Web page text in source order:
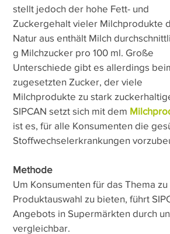
stellt jedoch der hohe Fett- und
Zuckergehalt vieler Milchprodukte
Natur aus enthält Milch
g Milchzucker pro 100 ml. Große
Unterschiede gibt es allerdings
zugesetzten Zucker, der viele
Milchprodukte zu stark
SIPCAN setzt sich mit dem
ist es, für alle Konsumenten die
Stoffwechselerkrankungen
Methode
Um Konsumenten für das Thema
Produktauswahl zu bieten, führt
Angebots in Supermärkten durch
vergleichbar.